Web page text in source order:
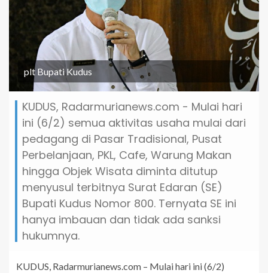
plt Bupati Kudus
KUDUS, Radarmurianews.com - Mulai hari
ini (6/2) semua aktivitas usaha mulai dari
pedagang di Pasar Tradisional, Pusat
Perbelanjaan, PKL, Cafe, Warung Makan
hingga Objek Wisata diminta ditutup
menyusul terbitnya Surat Edaran (SE)
Bupati Kudus Nomor 800. Ternyata SE ini
hanya imbauan dan tidak ada sanksi
hukumnya.
KUDUS, Radarmurianews.com – Mulai hari ini (6/2)